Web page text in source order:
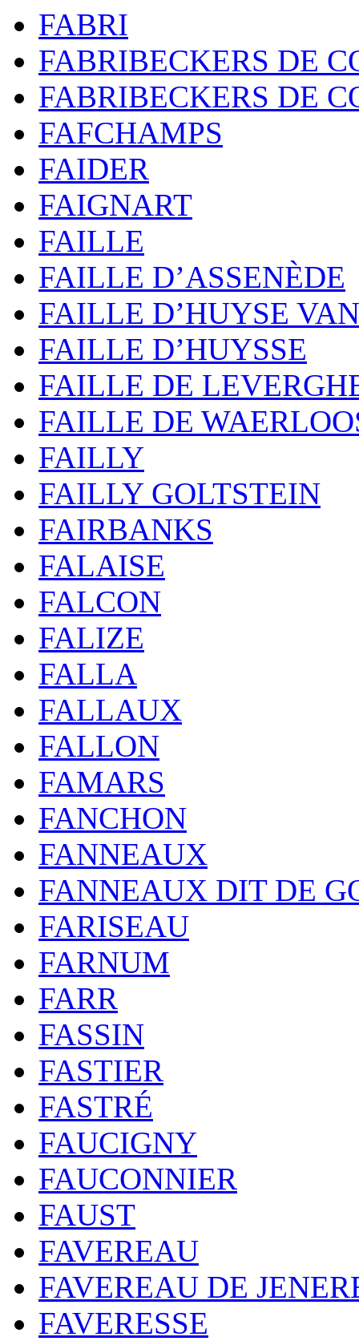
FABRI
FABRIBECKERS DE
FABRIBECKERS DE
FAFCHAMPS
FAIDER
FAIGNART
FAILLE
FAILLE D’ASSENÈDE
FAILLE D’HUYSE
FAILLE D’HUYSSE
FAILLE DE
FAILLE DE
FAILLY
FAILLY GOLTSTEIN
FAIRBANKS
FALAISE
FALCON
FALIZE
FALLA
FALLAUX
FALLON
FAMARS
FANCHON
FANNEAUX
FANNEAUX DIT DE
FARISEAU
FARNUM
FARR
FASSIN
FASTIER
FASTRÉ
FAUCIGNY
FAUCONNIER
FAUST
FAVEREAU
FAVEREAU DE
FAVERESSE